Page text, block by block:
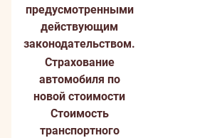
предусмотренными
действующим
законодательством.
Страхование
автомобиля по
новой стоимости
Стоимость
транспортного